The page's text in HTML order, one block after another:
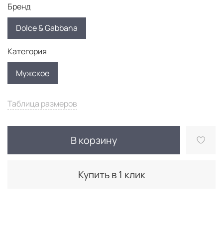
Таблица размеров
В корзину
Купить в 1 клик
Бренд
Dolce & Gabbana
Категория
Мужское